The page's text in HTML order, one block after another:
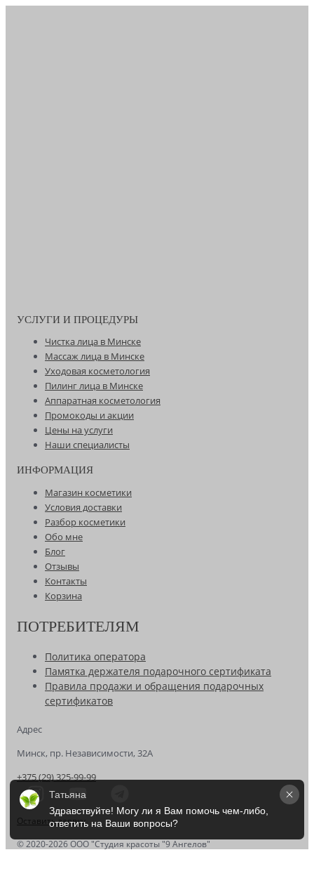
УСЛУГИ И ПРОЦЕДУРЫ
Чистка лица в Минске
Массаж лица в Минске
Уходовая косметология
Пилинг лица в Минске
Аппаратная косметология
Промокоды и акции
Цены на услуги
Наши специалисты
ИНФОРМАЦИЯ
Магазин косметики
Условия доставки
Разбор косметики
Обо мне
Блог
Отзывы
Контакты
Корзина
ПОТРЕБИТЕЛЯМ
Политика оператора
Памятка держателя подарочного сертификата
Правила продажи и обращения подарочных
сертификатов
Адрес
Минск, пр. Независимости, 32А
+375 (29) 325-99-99
Оставить заявку
© 2020-2026 OOO "Студия красоты "9 Ангелов"
Татьяна
Здравствуйте! Могу ли я Вам помочь чем-либо,
ответить на Ваши вопросы?